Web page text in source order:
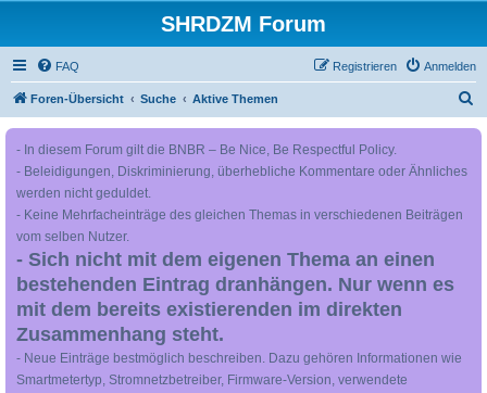
SHRDZM Forum
FAQ Anmelden
Registrieren
Foren-Übersicht Suche Aktive Themen
- In diesem Forum gilt die BNBR – Be Nice, Be Respectful Policy.
- Beleidigungen, Diskriminierung, überhebliche Kommentare oder Ähnliches
werden nicht geduldet.
- Keine Mehrfacheinträge des gleichen Themas in verschiedenen Beiträgen
vom selben Nutzer.
- Sich nicht mit dem eigenen Thema an einen
bestehenden Eintrag dranhängen. Nur wenn es
mit dem bereits existierenden im direkten
Zusammenhang steht.
- Neue Einträge bestmöglich beschreiben. Dazu gehören Informationen wie
Smartmetertyp, Stromnetzbetreiber, Firmware-Version, verwendete